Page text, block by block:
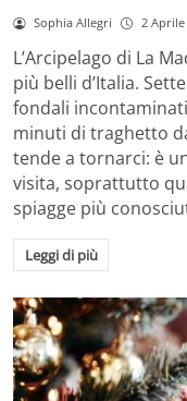
Sophia Allegri 2 Aprile
L’Arcipelago di La
più belli d’Italia.
fondali
minuti di traghetto
tende a tornarci: è
visita, soprattutto
spiagge più
Leggi di più